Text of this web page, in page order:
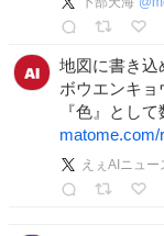
地図に書き込
ボウエンキョ
『色』とし
えぇAIニュー